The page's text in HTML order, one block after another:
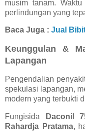
musim tanam.
perlindungan yang
Baca Juga : Jual
Keunggulan &
Lapangan
Pengendalian
spekulasi lapangan,
modern yang terbukti
Fungisida Daconil
Rahardja Pratama,